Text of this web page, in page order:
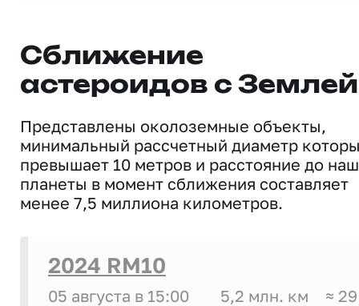
Сближение
астероидов с Землей
Представлены околоземные объекты,
минимальный рассчетный диаметр
превышает 10 метров и расстояние до
планеты в момент сближения составляет
менее 7,5 миллиона километров.
2024 RM10
05 августа в 15:00 5,2 млн. км ≈